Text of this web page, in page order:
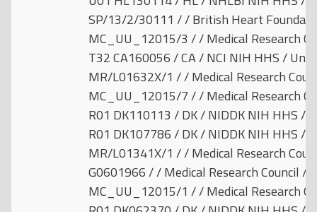
SP/13/2/30111 / / British Heart
MC_UU_12015/3 / / Medical Research
T32 CA160056 / CA / NCI NIH HHS /
MR/L01632X/1 / / Medical Research
MC_UU_12015/7 / / Medical Research
R01 DK110113 / DK / NIDDK NIH HHS /
R01 DK107786 / DK / NIDDK NIH HHS /
MR/L01341X/1 / / Medical Research
G0601966 / / Medical Research Council /
MC_UU_12015/1 / / Medical Research